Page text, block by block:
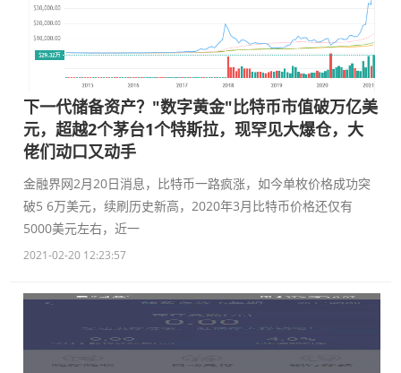
下一代储备资产？"数字黄金"比特币市值破万亿美
元，超越2个茅台1个特斯拉，现罕见大爆仓，大
佬们动口又动手
金融界网2月20日消息，比特币一路疯涨，如今单枚价格成功突
破5 6万美元，续刷历史新高，2020年3月比特币价格还仅有
5000美元左右，近一
2021-02-20 12:23:57